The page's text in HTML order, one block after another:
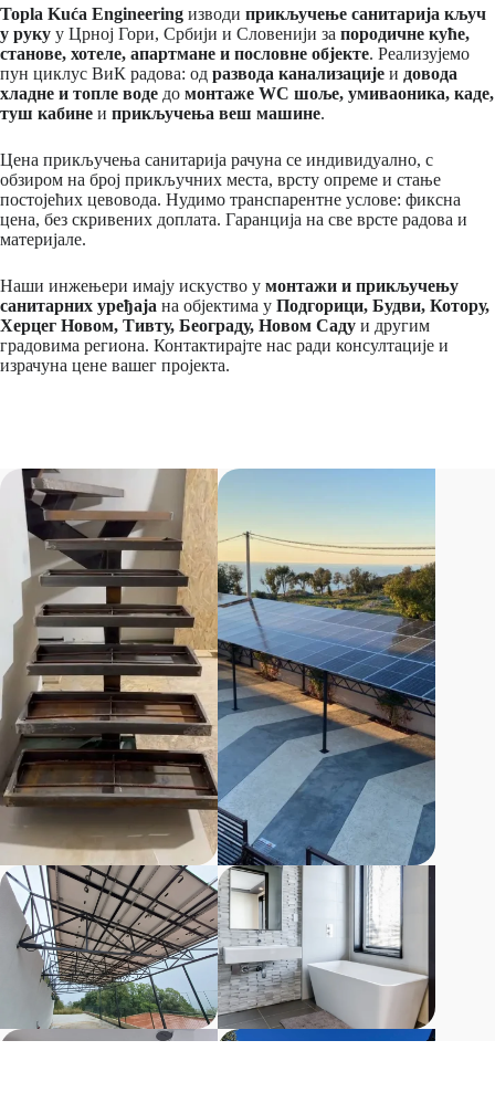
Topla Kuća Engineering изводи прикључење санитарија кључ
у руку у Црној Гори, Србији и Словенији за породичне куће,
станове, хотеле, апартмане и пословне објекте. Реализујемо
пун циклус ВиК радова: од развода канализације и довода
хладне и топле воде до монтаже WC шоље, умиваоника, каде,
туш кабине и прикључења веш машине.
Цена прикључења санитарија рачуна се индивидуално, с
обзиром на број прикључних места, врсту опреме и стање
постојећих цевовода. Нудимо транспарентне услове: фиксна
цена, без скривених доплата. Гаранција на све врсте радова и
материјале.
Наши инжењери имају искуство у монтажи и прикључењу
санитарних уређаја на објектима у Подгорици, Будви, Котору,
Херцег Новом, Тивту, Београду, Новом Саду и другим
градовима региона. Контактирајте нас ради консултације и
израчуна цене вашег пројекта.